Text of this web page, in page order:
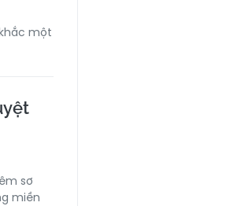
một
sơ
miền